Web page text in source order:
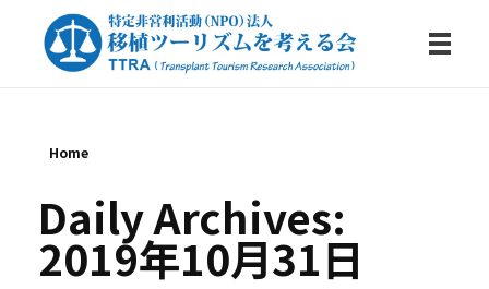
Home
Daily Archives:
2019年10月31日